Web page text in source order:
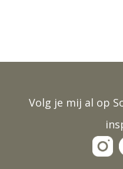
Volg je mij al op